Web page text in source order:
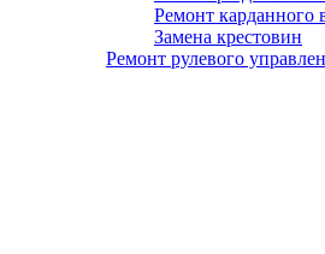
Ремонт карданного
Замена крестовин
Ремонт рулевого